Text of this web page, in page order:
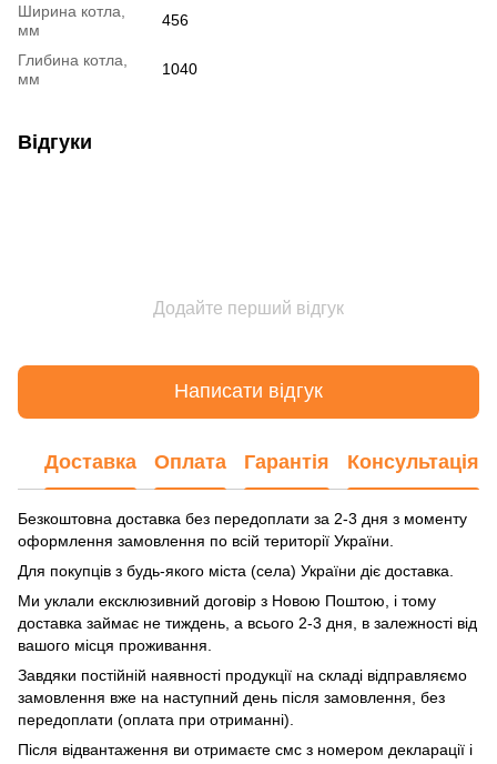
Ширина котла,
мм
456
Глибина котла,
мм
1040
Відгуки
Додайте перший відгук
Написати відгук
Доставка Оплата Гарантія Консультація
Безкоштовна доставка без передоплати за 2-3 дня з моменту
оформлення замовлення по всій території України.
Для покупців з будь-якого міста (села) України діє доставка.
Ми уклали ексклюзивний договір з Новою Поштою, і тому
доставка займає не тиждень, а всього 2-3 дня, в залежності від
вашого місця проживання.
Завдяки постійній наявності продукції на складі відправляємо
замовлення вже на наступний день після замовлення, без
передоплати (оплата при отриманні).
Після відвантаження ви отримаєте смс з номером декларації і